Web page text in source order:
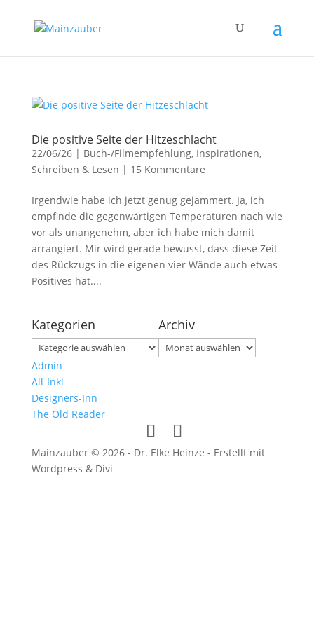
Die positive Seite der Hitzeschlacht
22/06/26| Buch-/Filmempfehlung, Inspirationen,
Schreiben & Lesen | 15 Kommentare
Irgendwie habe ich jetzt genug gejammert. Ja, ich
empfinde die gegenwärtigen Temperaturen nach wie
vor als unangenehm, aber ich habe mich damit
arrangiert. Mir wird gerade bewusst, dass diese Zeit
des Rückzugs in die eigenen vier Wände auch etwas
Positives hat....
Kategorien
Kategorien
Archiv
Archiv
Admin
All-Inkl
Designers-Inn
The Old Reader
Mainzauber © 2026 - Dr. Elke Heinze - Erstellt mit
Wordpress & Divi